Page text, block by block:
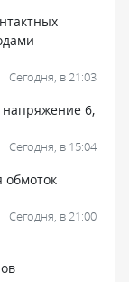
Сегодня, в 21:03
6,
Сегодня, в 15:04
обмоток
Сегодня, в 21:00